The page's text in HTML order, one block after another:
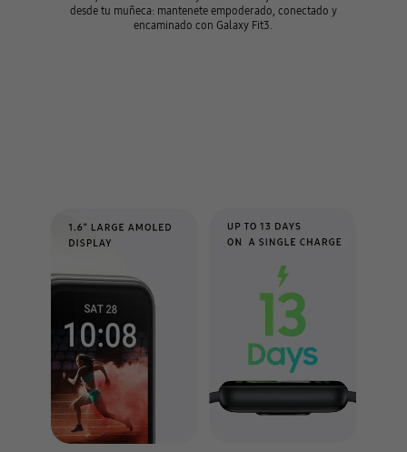
desde tu muñeca: mantenete empoderado, conectado y
encaminado con Galaxy Fit3.